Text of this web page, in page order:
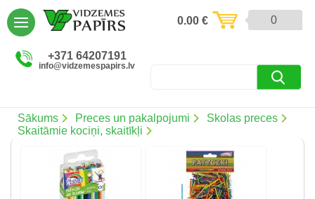
+371 64207191
info@vidzemespapirs.lv
0
0.00€
Sākums Preces un pakalpojumi
Skolas preces
Skaitāmie kociņi, skaitīkļi
AIZVĒRT
Atlaides (12)